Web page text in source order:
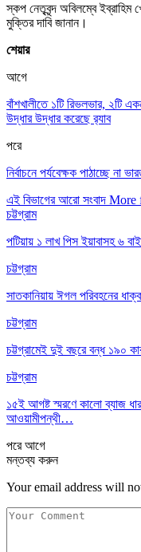
স্কপ নেতৃবৃন্দ অবিলম্বে ইব্রাহিম
মুক্তির দাবি জানান।
শেয়ার
আগে
বাঁশখালীতে ১টি রিভলভার, ২টি
উদ্ধার উদ্ধার করেছে র‍্যাব
পরে
নির্বাচনে পর্যবেক্ষক পাঠাচ্ছে না
এই বিভাগের আরো সংবাদ More
চট্টগ্রাম
পটিয়ায় ১ লাখ পিস ইয়াবাসহ ৬
চট্টগ্রাম
সাতকানিয়ায় ঈগল পরিবহনের
চট্টগ্রাম
চট্টগ্রামেই দুই বছরে বন্ধ ১৯০
চট্টগ্রাম
১৫ই আগষ্ট স্মরণে কালো ব্যাজ
আওয়ামীপন্থী…
পরেআগে
মন্তব্য করুন
Your email address will